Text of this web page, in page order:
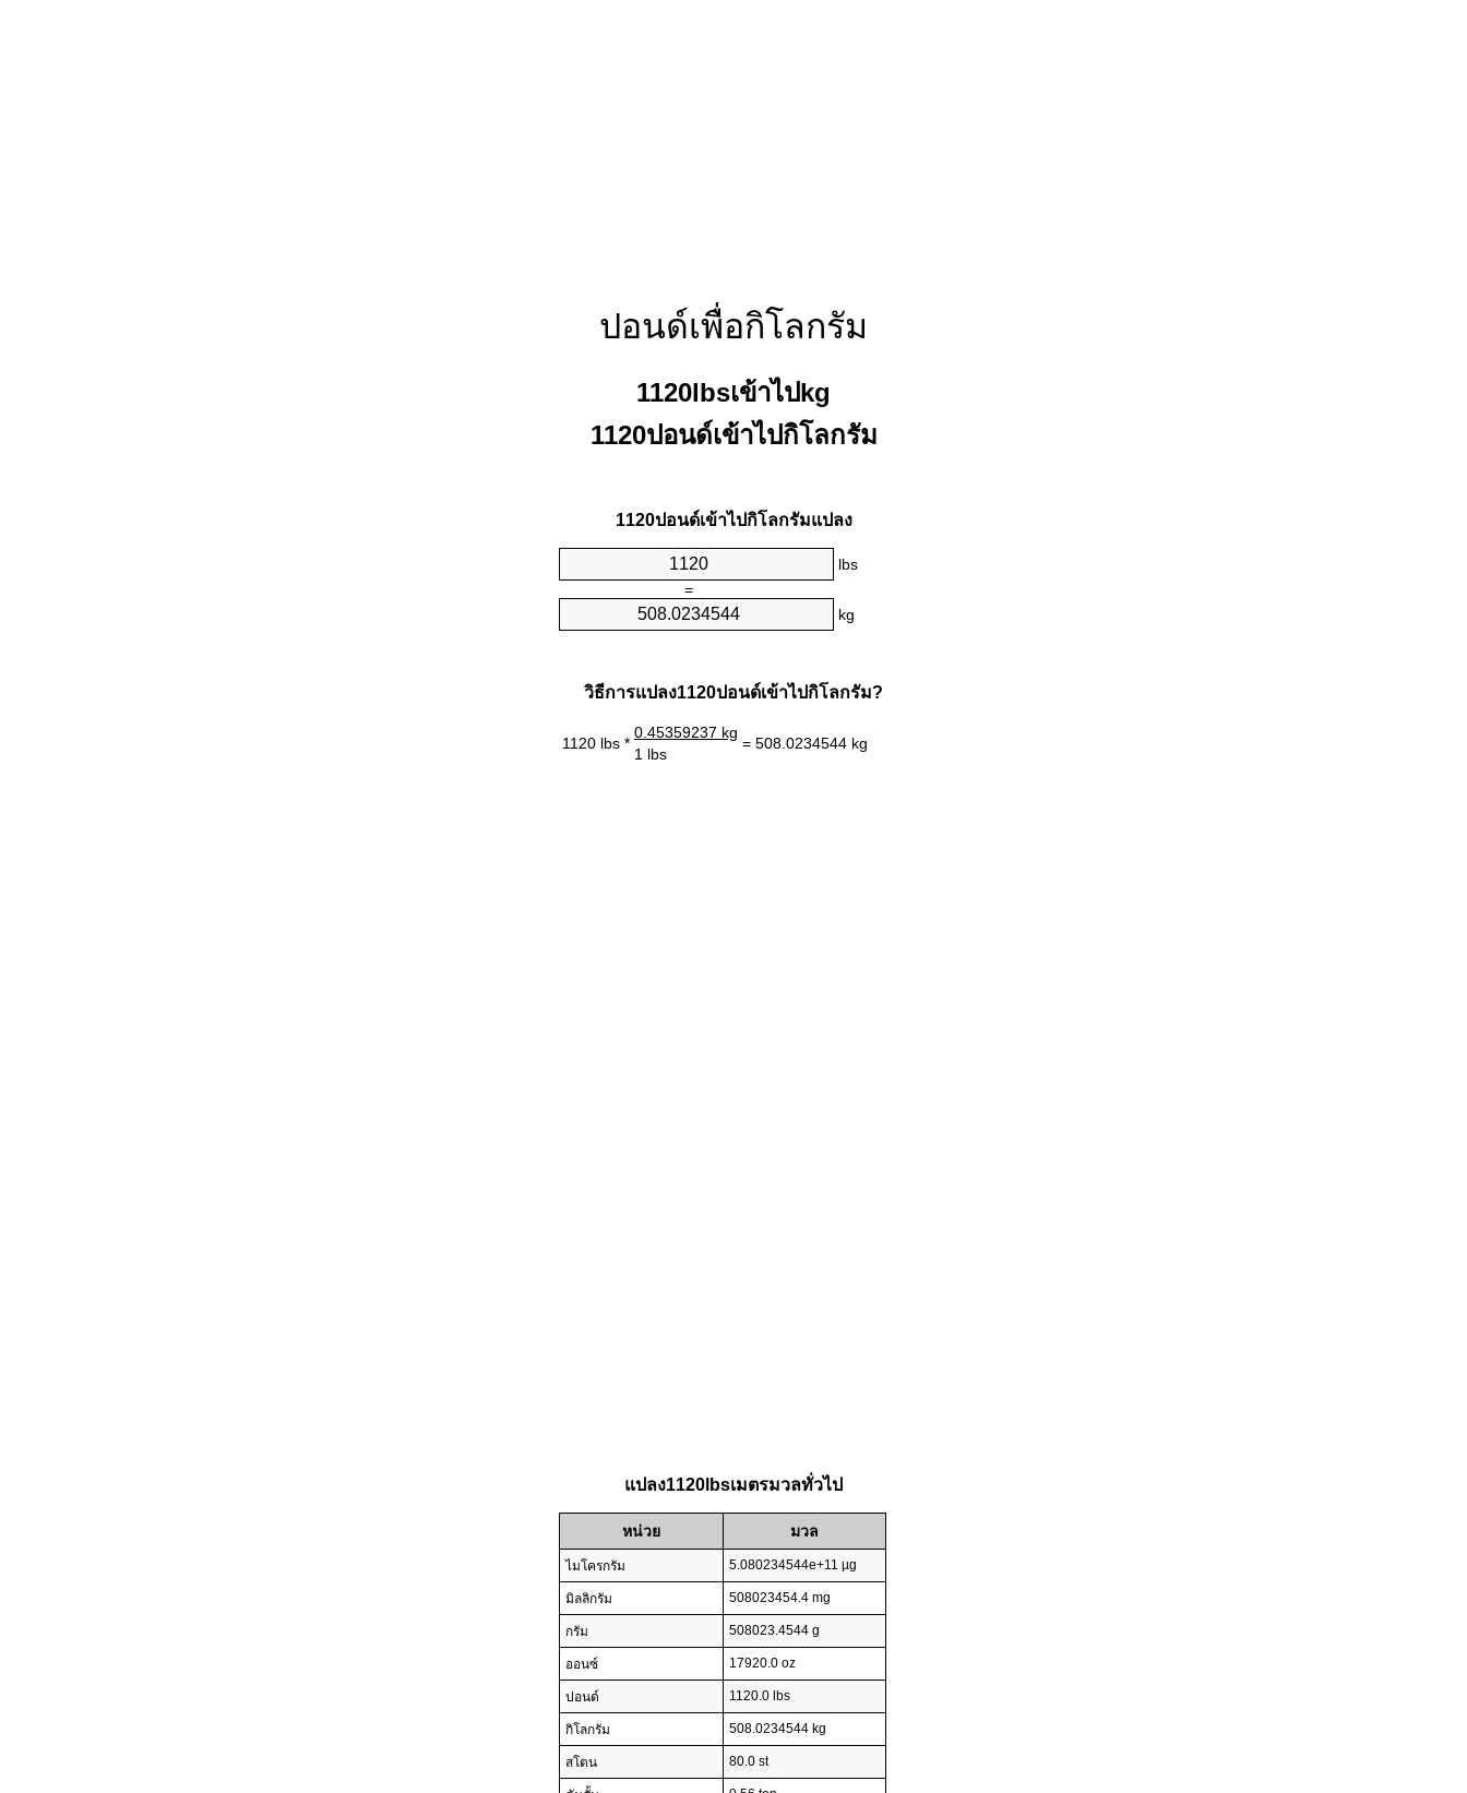
ปอนด์เพื่อกิโลกรัม
1120lbsเข้าไปkg
1120ปอนด์เข้าไปกิโลกรัม
1120ปอนด์เข้าไปกิโลกรัมแปลง
lbs
=
kg
วิธีการแปลง1120ปอนด์เข้าไปกิโลกรัม?
1120 lbs *
0.45359237 kg
= 508.0234544 kg
1 lbs
แปลง1120lbsเมตรมวลทั่วไป
หน่วย มวล
ไมโครกรัม 5.080234544e+11 µg
มิลลิกรัม 508023454.4 mg
กรัม 508023.4544 g
ออนซ์ 17920.0 oz
ปอนด์ 1120.0 lbs
กิโลกรัม 508.0234544 kg
สโตน 80.0 st